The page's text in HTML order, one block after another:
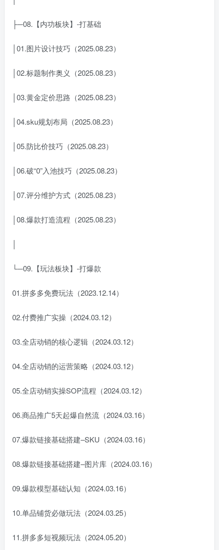
├─08.【内功板块】-打基础
│01.图片设计技巧（2025.08.23）
│02.标题制作奥义（2025.08.23）
│03.黄金定价思路（2025.08.23）
│04.sku规划布局（2025.08.23）
│05.防比价技巧（2025.08.23）
│06.破“0”入池技巧（2025.08.23）
│07.评分维护方式（2025.08.23）
│08.爆款打造流程（2025.08.23）
└─09.【玩法板块】-打爆款
01.拼多多免费玩法（2023.12.14）
02.付费推广实操（2024.03.12）
03.全店动销的核心逻辑（2024.03.12）
04.全店动销的运营策略（2024.03.12）
05.全店动销实操SOP流程（2024.03.12）
06.商品推广5天起爆自然流（2024.03.16）
07.爆款链接基础搭建–SKU（2024.03.16）
08.爆款链接基础搭建–图片库（2024.03.16）
09.爆款模型基础认知（2024.03.16）
10.单品铺货必做玩法（2024.03.25）
11.拼多多短视频玩法（2024.05.20）